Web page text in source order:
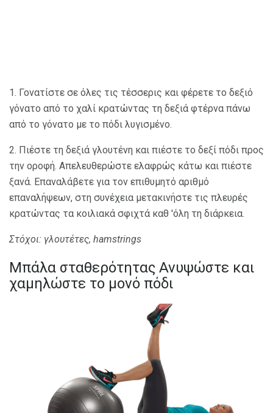
1. Γονατίστε σε όλες τις τέσσερις και φέρετε το δεξιό
γόνατο από το χαλί κρατώντας τη δεξιά φτέρνα πάνω
από το γόνατο με το πόδι λυγισμένο.
2. Πιέστε τη δεξιά γλουτένη και πιέστε το δεξί πόδι προς
την οροφή. Απελευθερώστε ελαφρώς κάτω και πιέστε
ξανά. Επαναλάβετε για τον επιθυμητό αριθμό
επαναλήψεων, στη συνέχεια μετακινήστε τις πλευρές
κρατώντας τα κοιλιακά σφιχτά καθ 'όλη τη διάρκεια.
Στόχοι: γλουτέτες, hamstrings
Μπάλα σταθερότητας Ανυψώστε και
χαμηλώστε το μονό πόδι